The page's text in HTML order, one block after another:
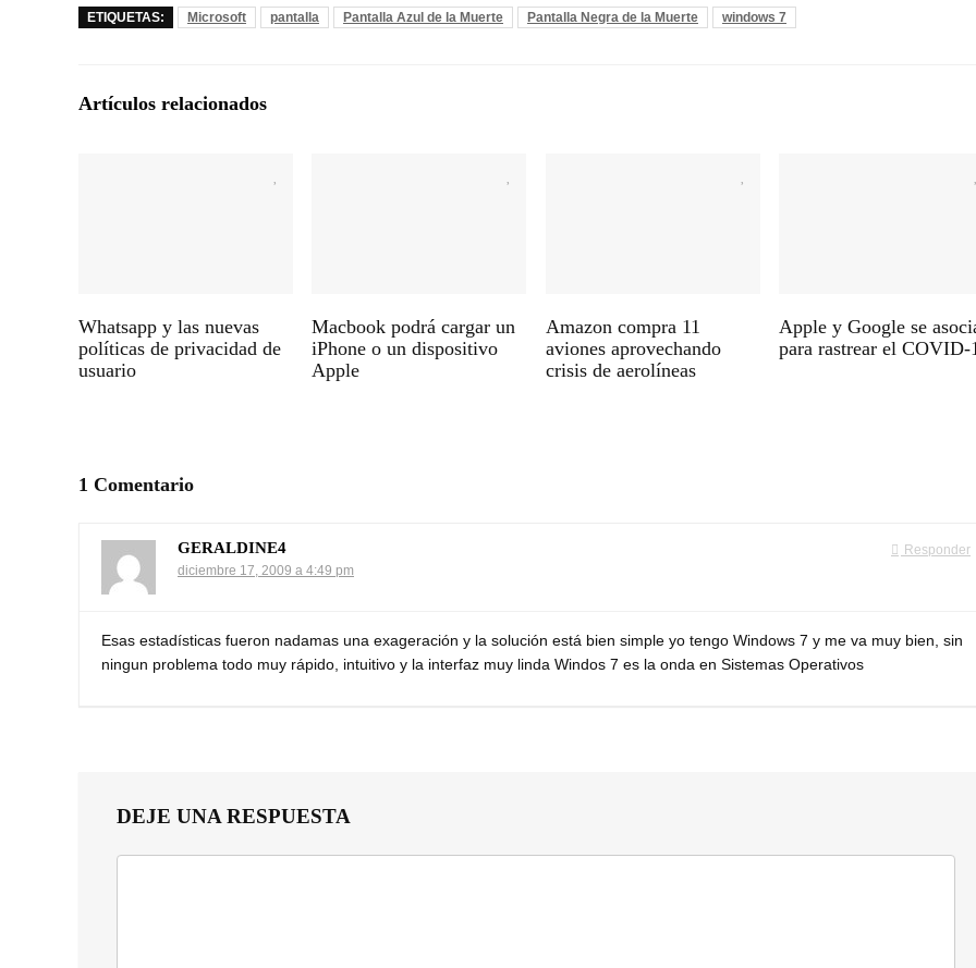
ETIQUETAS: Microsoft pantalla Pantalla Azul de la Muerte Pantalla Negra de la Muerte windows 7
Artículos relacionados
Whatsapp y las nuevas
políticas de privacidad de
usuario
Macbook podrá cargar un
iPhone o un dispositivo
Apple
Amazon compra 11
aviones aprovechando
crisis de aerolíneas
Apple y Google se
para rastrear el COVID-
1 Comentario
Responder
GERALDINE4
diciembre 17, 2009 a 4:49 pm
Esas estadísticas fueron nadamas una exageración y la solución está bien simple yo tengo Windows 7 y me va muy bien, sin
ningun problema todo muy rápido, intuitivo y la interfaz muy linda Windos 7 es la onda en Sistemas Operativos
DEJE UNA RESPUESTA